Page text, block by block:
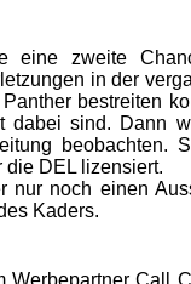
eine zweite
in der
bestreiten
dabei sind. Dann
beobachten.
die DEL lizensiert.
nur noch einen
Kaders.
Call